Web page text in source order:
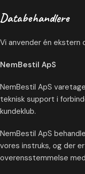
Databehandlere
Vi anvender én ekstern
NemBestil ApS
NemBestil ApS
teknisk support i
kundeklub.
NemBestil ApS
vores instruks, og der
overensstemmelse med